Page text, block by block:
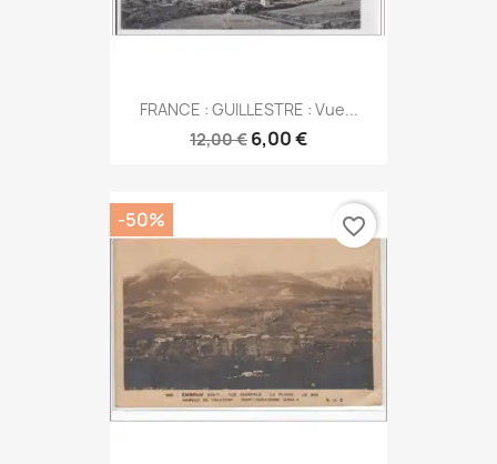
FRANCE : GUILLESTRE : Vue...
12,00 € 6,00 €
-50% favorite_border